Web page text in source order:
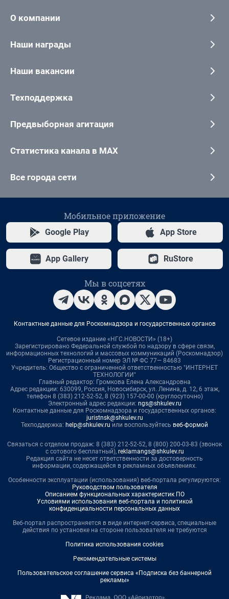
О компании
Наши награды
Наши вакансии
Техподдержка
Предвыборная агитация
Статистика канала в MAX
Все города сети
Мобильное приложение
Google Play App Store
App Gallery RuStore
Мы в соцсетях
Контактные данные для Роскомнадзора и государственных органов
Сетевое издание «НГС.НОВОСТИ» (18+)
Зарегистрировано Федеральной службой по надзору в сфере связи,
информационных технологий и массовых коммуникаций (Роскомнадзор)
Регистрационный номер ЭЛ № ФС 77— 84683
Учредитель: Общество с ограниченной ответственностью "ИНТЕРНЕТ
ТЕХНОЛОГИИ"
Главный редактор: Громкова Елена Александровна
Адрес редакции: 630099, Россия, Новосибирск, ул. Ленина, д. 12, 6 этаж,
телефон 8 (383) 212-52-52, 8 (923) 157-00-00 (круглосуточно)
Электронный адрес редакции: ngs@shkulev.ru
Контактные данные для Роскомнадзора и государственных органов:
juristnsk@shkulev.ru
Техподдержка: help@shkulev.ru или воспользуйтесь веб-формой
Связаться с отделом продаж: 8 (383) 212-52-52, 8 (800) 200-03-83 (звонок
с сотового бесплатный), reklamangs@shkulev.ru
Редакция сайта не несет ответственности за достоверность
информации, содержащейся в рекламных объявлениях.
Особенности эксплуатации (использования) веб-портала регулируются:
Руководством пользователя
Описанием функциональных характеристик ПО
Условиями использования веб-портала и политикой
конфиденциальности персональных данных
Веб-портал распространяется в виде интернет-сервиса, специальные
действия по установке на стороне пользователя не требуются
Политика использования cookies
Рекомендательные системы
Пользовательское соглашение сервиса «Подписка без баннерной
рекламы»